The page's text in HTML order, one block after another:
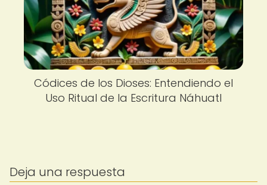
Códices de los Dioses: Entendiendo el
Uso Ritual de la Escritura Náhuatl
Deja una respuesta